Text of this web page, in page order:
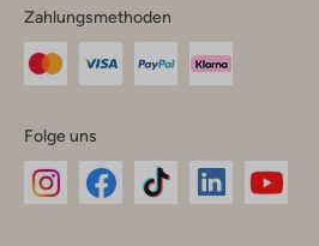
Zahlungsmethoden
Folge uns